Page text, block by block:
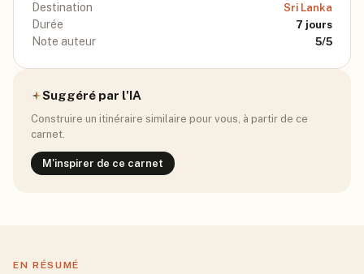
Destination Sri Lanka
Durée 7 jours
Note auteur 5/5
Suggéré par l'IA
Construire un itinéraire similaire pour vous, à partir de ce
carnet.
M'inspirer de ce carnet
EN RÉSUMÉ